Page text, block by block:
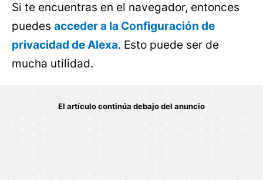
Si te encuentras en el navegador, entonces
puedes acceder a la Configuración de
privacidad de Alexa. Esto puede ser de
mucha utilidad.